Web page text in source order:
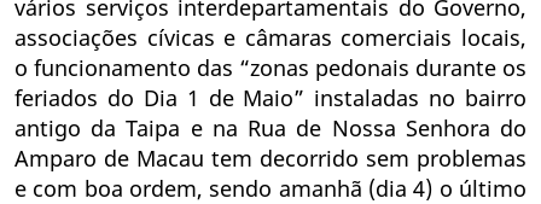
vários serviços interdepartamentais do Governo,
associações cívicas e câmaras comerciais locais,
o funcionamento das “zonas pedonais durante os
feriados do Dia 1 de Maio” instaladas no bairro
antigo da Taipa e na Rua de Nossa Senhora do
Amparo de Macau tem decorrido sem problemas
e com boa ordem, sendo amanhã (dia 4) o último